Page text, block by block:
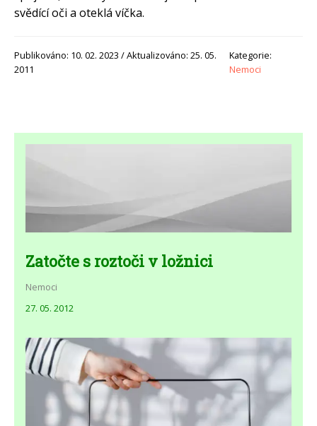
svědící oči a oteklá víčka.
Publikováno: 10. 02. 2023 / Aktualizováno: 25. 05.
2011
Kategorie:
Nemoci
Zatočte s roztoči v ložnici
Nemoci
27. 05. 2012